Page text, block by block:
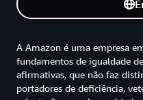
A Amazon é uma empresa
fundamentos de igualdade
afirmativas, que não faz
portadores de deficiência,